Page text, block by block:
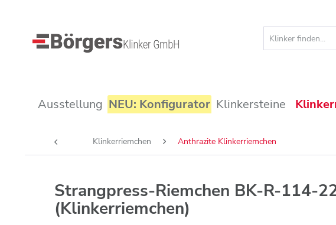
Ausstellung NEU: Konfigurator Klinkersteine
Klinkerriemchen Anthrazite Klinkerriemchen
Strangpress-Riemchen BK-R-114-
(Klinkerriemchen)